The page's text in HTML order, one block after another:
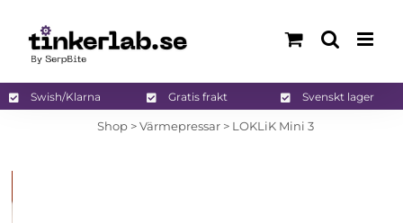
innehållet
Swish/Klarna Gratis frakt Svenskt lager
Shop >Värmepressar > LOKLiK Mini 3